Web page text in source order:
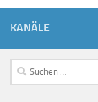
KANÄLE
Suchen
nach: